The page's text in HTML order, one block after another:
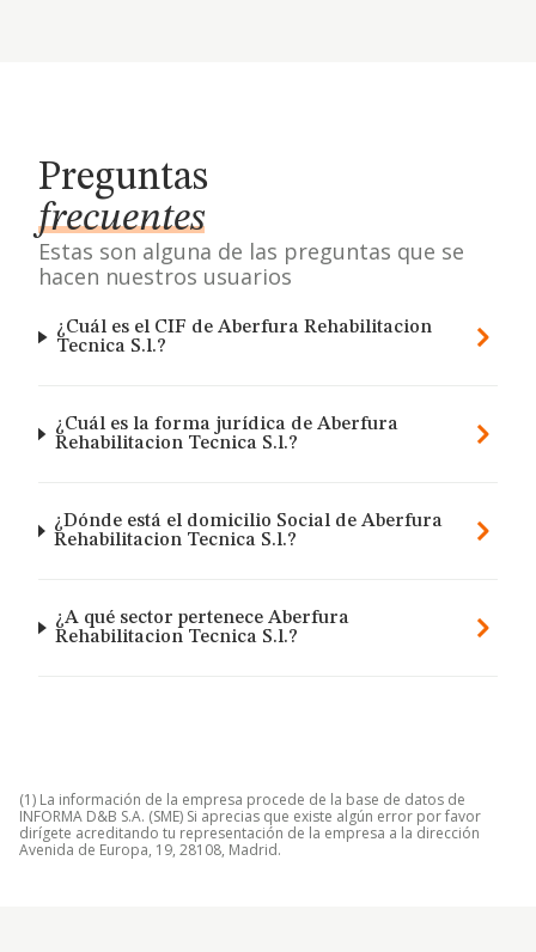
Preguntas
frecuentes
Estas son alguna de las preguntas que se
hacen nuestros usuarios
¿Cuál es el CIF de Aberfura Rehabilitacion
Tecnica S.l.?
¿Cuál es la forma jurídica de Aberfura
Rehabilitacion Tecnica S.l.?
¿Dónde está el domicilio Social de Aberfura
Rehabilitacion Tecnica S.l.?
¿A qué sector pertenece Aberfura
Rehabilitacion Tecnica S.l.?
(1) La información de la empresa procede de la base de datos de
INFORMA D&B S.A. (SME) Si aprecias que existe algún error por favor
dirígete acreditando tu representación de la empresa a la dirección
Avenida de Europa, 19, 28108, Madrid.